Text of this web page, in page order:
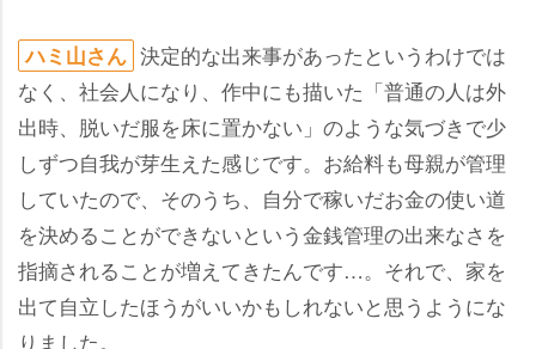
ハミ山さん 決定的な出来事があったというわけでは
なく、社会人になり、作中にも描いた「普通の人は外
出時、脱いだ服を床に置かない」のような気づきで少
しずつ自我が芽生えた感じです。お給料も母親が管理
していたので、そのうち、自分で稼いだお金の使い道
を決めることができないという金銭管理の出来なさを
指摘されることが増えてきたんです…。それで、家を
出て自立したほうがいいかもしれないと思うようにな
りました。